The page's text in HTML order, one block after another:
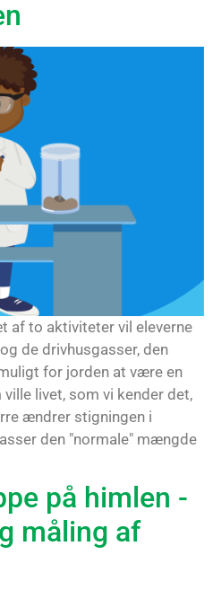
af to aktiviteter vil eleverne
de drivhusgasser, den
for jorden at være en
livet, som vi kender det,
ændrer stigningen i
den "normale" mængde
på himlen -
måling af